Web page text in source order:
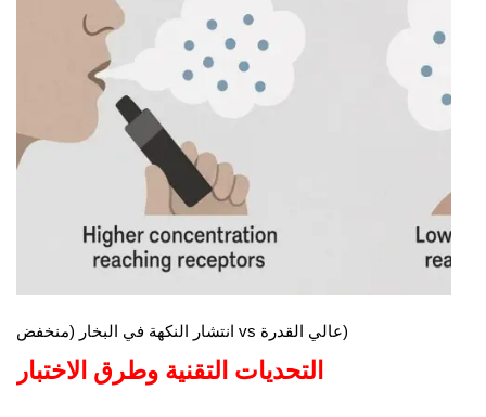
انتشار النكهة في البخار (منخفض vs عالي القدرة)
التحديات التقنية وطرق الاختبار